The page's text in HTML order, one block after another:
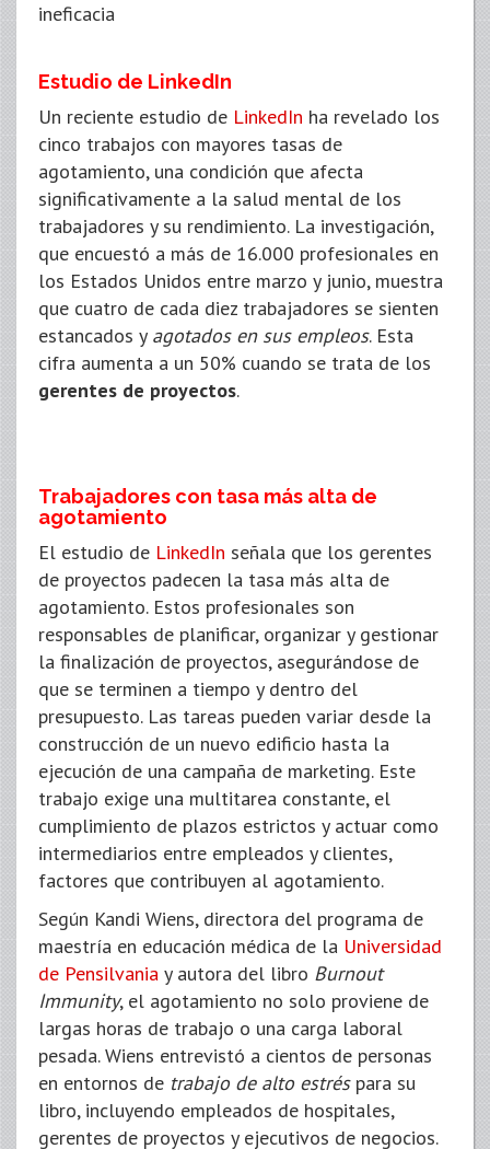
ineficacia
Estudio de LinkedIn
Un reciente estudio de LinkedIn ha revelado los
cinco trabajos con mayores tasas de
agotamiento, una condición que afecta
significativamente a la salud mental de los
trabajadores y su rendimiento. La investigación,
que encuestó a más de 16.000 profesionales en
los Estados Unidos entre marzo y junio, muestra
que cuatro de cada diez trabajadores se sienten
estancados y agotados en sus empleos. Esta
cifra aumenta a un 50% cuando se trata de los
gerentes de proyectos.
Trabajadores con tasa más alta de
agotamiento
El estudio de LinkedIn señala que los gerentes
de proyectos padecen la tasa más alta de
agotamiento. Estos profesionales son
responsables de planificar, organizar y gestionar
la finalización de proyectos, asegurándose de
que se terminen a tiempo y dentro del
presupuesto. Las tareas pueden variar desde la
construcción de un nuevo edificio hasta la
ejecución de una campaña de marketing. Este
trabajo exige una multitarea constante, el
cumplimiento de plazos estrictos y actuar como
intermediarios entre empleados y clientes,
factores que contribuyen al agotamiento.
Según Kandi Wiens, directora del programa de
maestría en educación médica de la Universidad
de Pensilvania y autora del libro Burnout
Immunity, el agotamiento no solo proviene de
largas horas de trabajo o una carga laboral
pesada. Wiens entrevistó a cientos de personas
en entornos de trabajo de alto estréspara su
libro, incluyendo empleados de hospitales,
gerentes de proyectos y ejecutivos de negocios.